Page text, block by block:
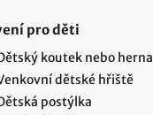
pro děti
koutek nebo herna
dětské hřiště
postýlka